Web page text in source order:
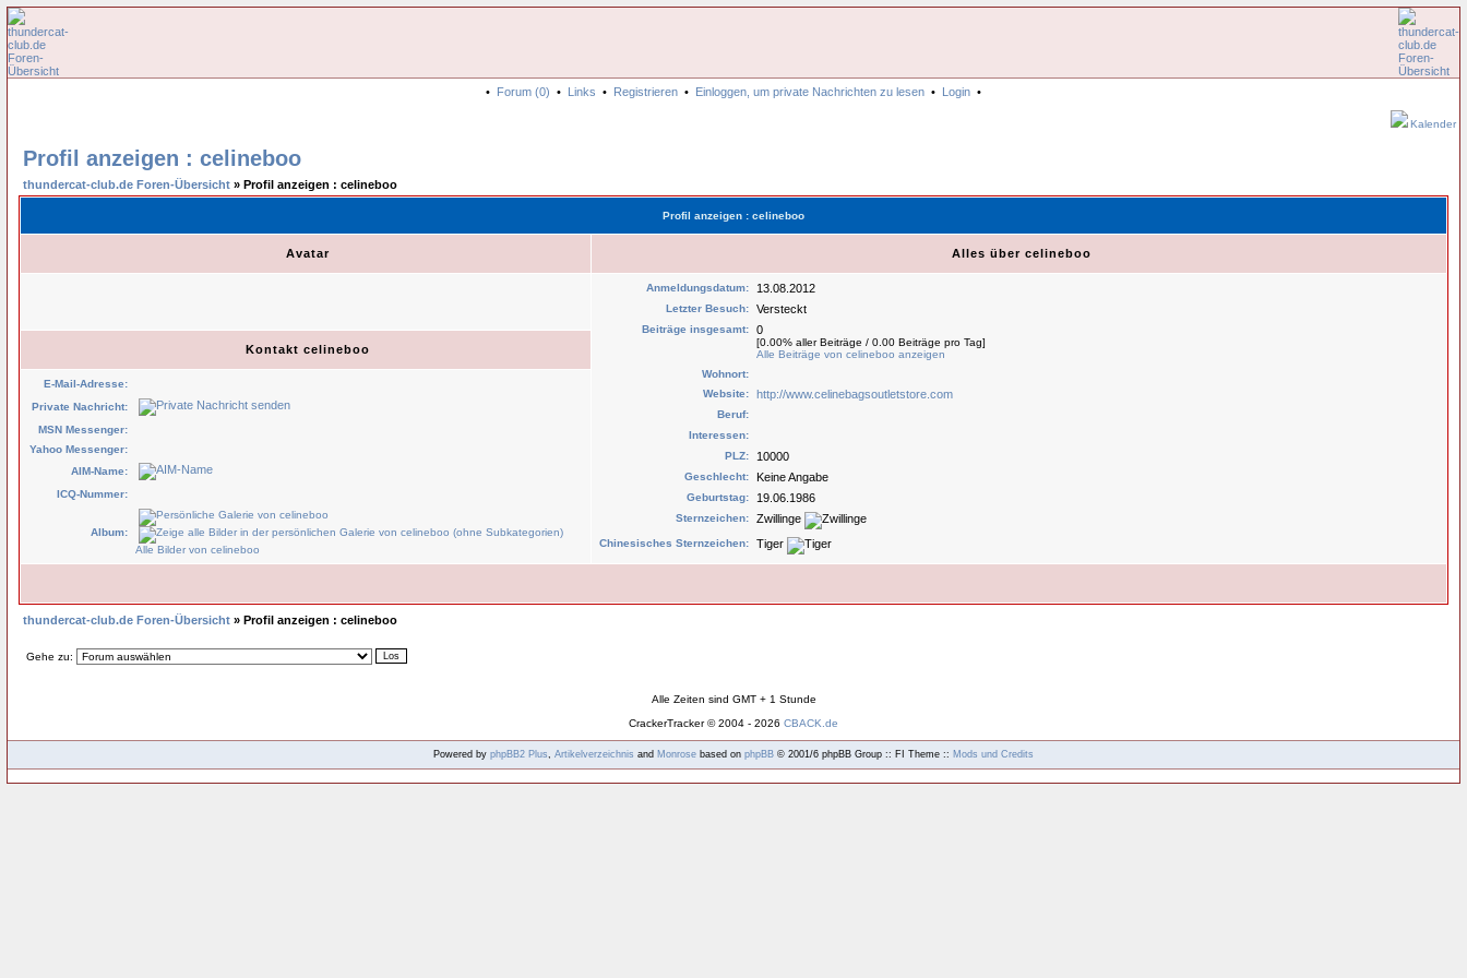
• Forum (0) • Links • Registrieren • Einloggen, um private Nachrichten zu lesen • Login •
Kalender
Profil anzeigen : celineboo
thundercat-club.de Foren-Übersicht » Profil anzeigen : celineboo
Profil anzeigen : celineboo
Avatar Alles über celineboo
Anmeldungsdatum: 13.08.2012
Letzter Besuch: Versteckt
Beiträge insgesamt: 0
[0.00% aller Beiträge / 0.00 Beiträge pro Tag]
Alle Beiträge von celineboo anzeigen
Wohnort:
Website:
http://www.celinebagsoutletstore.com
Beruf:
Interessen:
PLZ:
10000
Geschlecht: Keine Angabe
Geburtstag: 19.06.1986
Sternzeichen: Zwillinge
Chinesisches Sternzeichen: Tiger
Kontakt celineboo
E-Mail-Adresse:
Private Nachricht:
MSN Messenger:
Yahoo Messenger:
AIM-Name:
ICQ-Nummer:
Album:
Alle Bilder von celineboo
thundercat-club.de Foren-Übersicht » Profil anzeigen : celineboo
Gehe zu:
Alle Zeiten sind GMT + 1 Stunde
CrackerTracker © 2004 - 2026 CBACK.de
Powered by phpBB2 Plus, Artikelverzeichnis and Monrose based on phpBB © 2001/6 phpBB Group :: FI Theme :: Mods und Credits